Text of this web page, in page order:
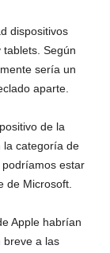
dispositivos
Según
sería un
aparte.
de la
la categoría de
estar
de Microsoft.
Apple habrían
breve a las